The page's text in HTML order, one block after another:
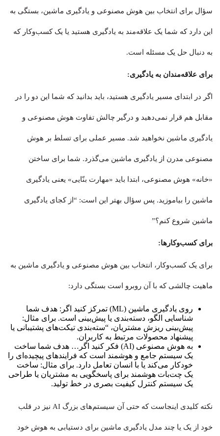
سؤال برای انتخاب بین هوش مصنوعی و یادگیری ماشین، بستگی به
این دارد که شما یک علاقه‌مند به یادگیری هستید یا یک کسب‌وکار که
به دنبال حل یک مسئله است.
برای علاقه‌مندان به یادگیری:
اگر در ابتدای مسیر یادگیری هستید، باید بدانید که شما این دو را در
مقابل هم قرار نمی‌دهید و درگیر چالش تفاوت هوش مصنوعی و
یادگیری ماشین نخواهید شد. مسیر عملی برای تسلط بر هوش
مصنوعی مدرن از یادگیری ماشین می‌گذرد. شما برای ساختن
«خانه» هوش مصنوعی، ابتدا باید «مهارت بنّایی» یعنی یادگیری
ماشین را بیاموزید. پس سؤال بهتر این است: “از کجای یادگیری
ماشین شروع کنم؟”
برای کسب‌وکارها:
برای یک کسب‌وکار، انتخاب بین هوش مصنوعی و یادگیری ماشین به
ماهیت چالشی که با آن روبرو است بستگی دارد:
روی یادگیری ماشین (ML) تمرکز کنید اگر: هدف شما
شناسایی الگو، دسته‌بندی یا پیش‌بینی است. برای مثال:
پیش‌بینی ریزش مشتریان، “سته‌بندی تیکت‌های پشتیبانی یا
پیشنهاد محصولات مرتبط به کاربران.
به هوش مصنوعی (AI) فکر کنید اگر… هدف شما ساخت
یک سیستم جامع و هوشمند است که فرایندهای پیچیده‌ای را
خودکار می‌کند یا با انسان تعامل دارد. برای مثال: ساخت
یک چت‌بات هوشمند برای پاسخگویی به مشتریان یا طراحی
یک سیستم کنترل کیفیت بصری در خط تولید.
نکته کلیدی اینجاست که حتی آن سیستم‌های بزرگ AI نیز در قلب
خود از یک یا چند مدل یادگیری ماشین برای دستیابی به هوش خود